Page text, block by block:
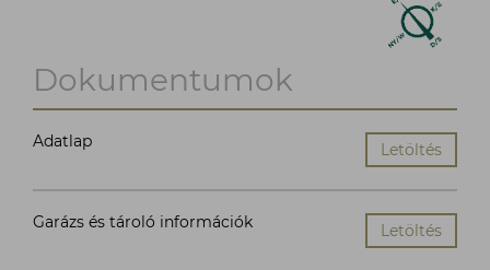
Dokumentumok
Adatlap Letöltés
Garázs és tároló információk Letöltés